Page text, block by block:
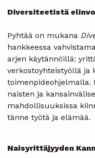
Diversiteetistä
Pyhtää on mukana
hankkeessa
arjen käytännöillä:
verkostoyhteistyöllä ja
toimenpideohjelmalla.
naisten ja
mahdollisuuksissa
tänne työtä ja elämää.
Naisyrittäjyyden